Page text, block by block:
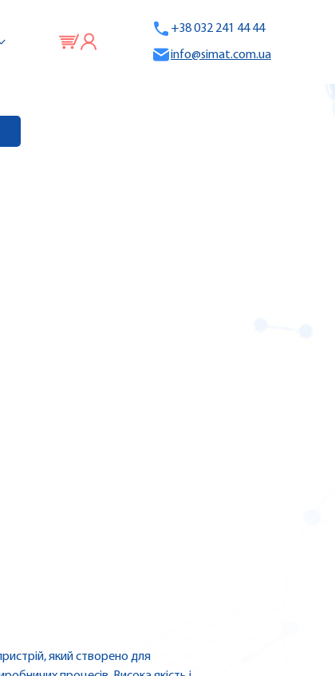
+38 032 241 44 44
info@simat.com.ua
який створено для